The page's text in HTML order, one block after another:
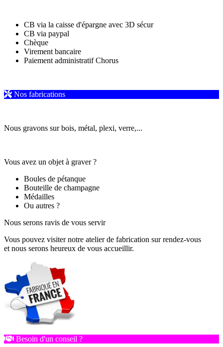
CB via la caisse d'épargne avec 3D sécur
CB via paypal
Chèque
Virement bancaire
Paiement administratif Chorus
Nos fabrications
Nous gravons sur bois, métal, plexi, verre,...
Vous avez un objet à graver ?
Boules de pétanque
Bouteille de champagne
Médailles
Ou autres ?
Nous serons ravis de vous servir
Vous pouvez visiter notre atelier de fabrication sur rendez-vous
et nous serons heureux de vous accueillir.
Besoin d'un conseil ?